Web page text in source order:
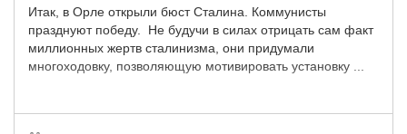
Итак, в Орле открыли бюст Сталина. Коммунисты
празднуют победу. Не будучи в силах отрицать сам факт
миллионных жертв сталинизма, они придумали
многоходовку, позволяющую мотивировать установку ...